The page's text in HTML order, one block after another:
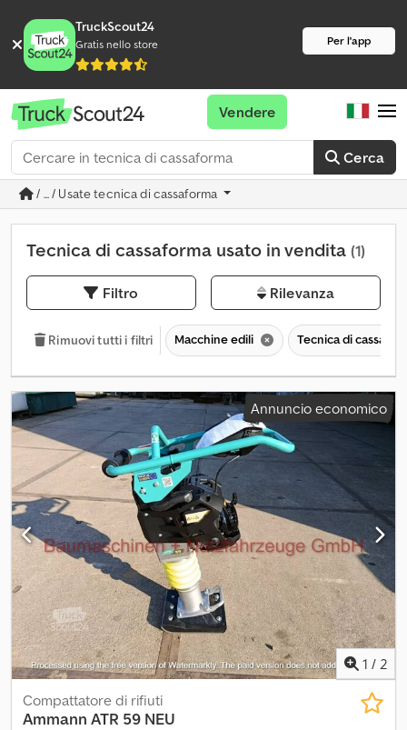
TruckScout24
Gratis nello store Per l'app
Cerca
Vendere
/ ... / Usate tecnica di cassaforma
Tecnica di cassaforma usato in vendita (1)
Filtro Rilevanza
Rimuovi tutti i filtri Macchine edili Tecnica di
Annuncio economico
1 / 2
Compattatore di rifiuti
Ammann ATR 59 NEU